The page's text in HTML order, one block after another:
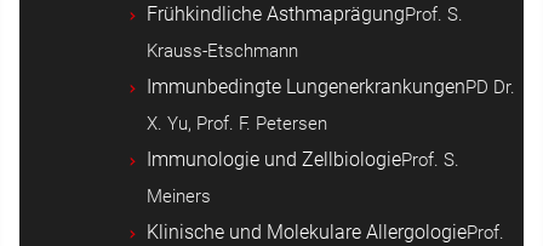
Frühkindliche AsthmaprägungProf. S.
Krauss-Etschmann
Immunbedingte LungenerkrankungenPD Dr.
X. Yu, Prof. F. Petersen
Immunologie und ZellbiologieProf. S.
Meiners
Klinische und Molekulare AllergologieProf.